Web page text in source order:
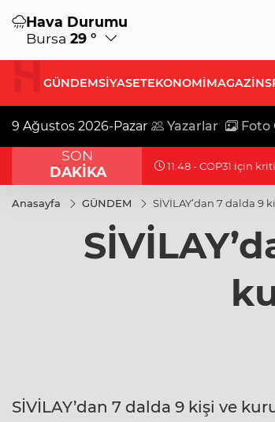
Hava Durumu
Bursa 29 °
GÜNDEMSİYASETEKONOMİMAGAZİN
9 Ağustos 2026-Pazar Yazarlar Foto
SON
DAKİKA
11:48 - COP31 için
Anasayfa GÜNDEM SİVİLAY’dan 7 dalda 9
SİVİLAY’dan 7 dalda 9 kişi ve